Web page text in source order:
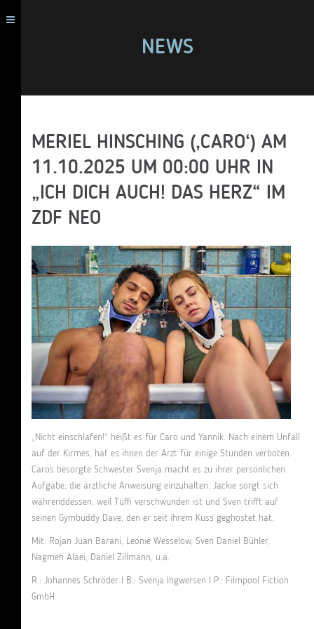
NEWS
MERIEL HINSCHING (‚CARO‘) AM
11.10.2025 UM 00:00 UHR IN
„ICH DICH AUCH! DAS HERZ“ IM
ZDF NEO
„Nicht einschlafen!“ heißt es für Caro und Yannik. Nach einem Unfall
auf der Kirmes, hat es ihnen der Arzt für einige Stunden verboten.
Caros besorgte Schwester Svenja macht es zu ihrer persönlichen
Aufgabe, die ärztliche Anweisung einzuhalten. Jackie sorgt sich
währenddessen, weil Tüffi verschwunden ist und Sven trifft auf
seinen Gymbuddy Dave, den er seit ihrem Kuss geghostet hat.
Mit: Rojan Juan Barani, Leonie Wesselow, Sven Daniel Bühler,
Nagmeh Alaei, Daniel Zillmann, u.a.
R.: Johannes Schröder I B.: Svenja Ingwersen I P.: Filmpool Fiction
GmbH